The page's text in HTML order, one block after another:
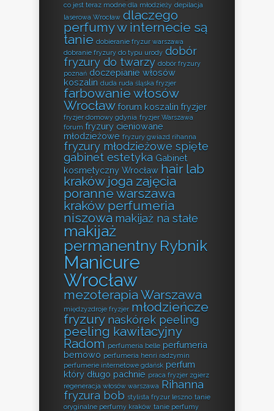
co jest teraz modne dla młodzieży depilacja
laserowa Wrocław dlaczego
perfumy w internecie są
tanie dobieranie fryzur warszawa
dobranie fryzury do typu urody dobór
fryzury do twarzy dobór fryzury
poznań doczepianie włosów
koszalin duda ruda śląska fryzjer
farbowanie włosów
Wrocław forum koszalin fryzjer
fryzjer domowy gdynia fryzjer Warszawa
forum fryzury cieniowane
młodzieżowe fryzury gwiazd rihanna
fryzury młodzieżowe spięte
gabinet estetyka Gabinet
kosmetyczny Wrocław hair lab
kraków joga zajęcia
poranne warszawa
kraków perfumeria
niszowa makijaż na stałe
makijaż
permanentny Rybnik
Manicure
Wrocław
mezoterapia Warszawa
międzyzdroje fryzjer młodzieńcze
fryzury naskórek peeling
peeling kawitacyjny
Radom perfumeria belle perfumeria
bemowo perfumeria henri radzymin
perfumerie internetowe gdańsk perfum
który długo pachnie praca fryzjer zgierz
regeneracja włosów warszawa Rihanna
fryzura bob stylista fryzur leszno tanie
oryginalne perfumy kraków tanie perfumy